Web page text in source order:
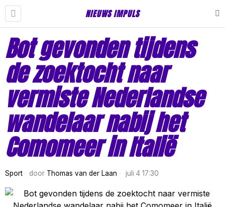
NIEUWS IMPULS
Bot gevonden tijdens
de zoektocht naar
vermiste Nederlandse
wandelaar nabij het
Comomeer in Italië
Sport door Thomas van der Laan juli 4 17:30